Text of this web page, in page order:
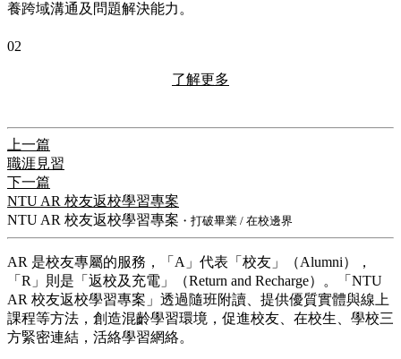
養跨域溝通及問題解決能力。
02
了解更多
上一篇
職涯見習
下一篇
NTU AR 校友返校學習專案
NTU AR 校友返校學習專案 ・打破畢業 / 在校邊界
AR 是校友專屬的服務，「A」代表「校友」（Alumni），
「R」則是「返校及充電」（Return and Recharge）。「NTU
AR 校友返校學習專案」透過隨班附讀、提供優質實體與線上
課程等方法，創造混齡學習環境，促進校友、在校生、學校三
方緊密連結，活絡學習網絡。